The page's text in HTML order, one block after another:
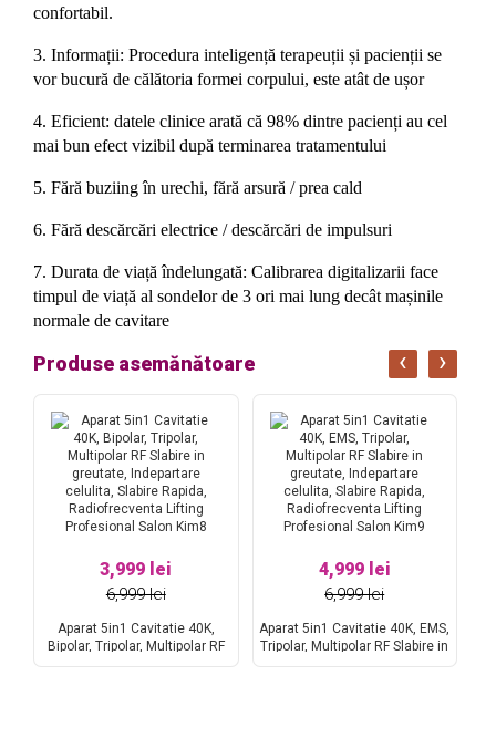
confortabil.
3. Informații: Procedura inteligență terapeuții și pacienții se
vor bucură de călătoria formei corpului, este atât de ușor
4. Eficient: datele clinice arată că 98% dintre pacienți au cel
mai bun efect vizibil după terminarea tratamentului
5. Fără buziing în urechi, fără arsură / prea cald
6. Fără descărcări electrice / descărcări de impulsuri
7. Durata de viață îndelungată: Calibrarea digitalizarii face
timpul de viață al sondelor de 3 ori mai lung decât mașinile
normale de cavitare
Produse asemănătoare
3,999 lei
6,999 lei
Aparat 5in1 Cavitatie 40K,
Bipolar, Tripolar, Multipolar RF
4,999 lei
6,999 lei
Aparat 5in1 Cavitatie 40K, EMS,
Tripolar, Multipolar RF Slabire in
‹ ›